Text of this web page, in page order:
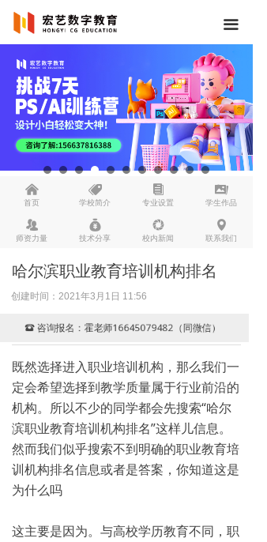
낀
首页
뀄
学校简介
뀴
专业设置
끡
学生作品
뀡
师资力量
낐
技术分享
넆
校内新闻
넹
联系我们
끀
哈尔滨职业教育培训机构排名
创建时间： 2021年3月1日 11:56
既然选择进入职业培训机构，那么我们一
定会希望选择到教学质量属于行业前沿的
机构。所以不少的同学都会先搜索“哈尔
滨职业教育培训机构排名”这样儿信息。
然而我们似乎搜索不到明确的职业教育培
训机构排名信息或者是答案，你知道这是
为什么吗
这主要是因为。与高校学历教育不同，职
뀰 咨询报名：霍老师16645079482（同微信）